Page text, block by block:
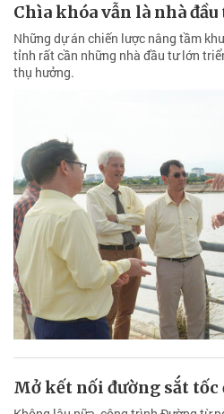
Chìa khóa vẫn là nhà
Những dự án chiến lược nâng tầm
tỉnh rất cần những nhà đầu tư lớn
thụ hưởng.
Mở kết nối đường sắt tốc